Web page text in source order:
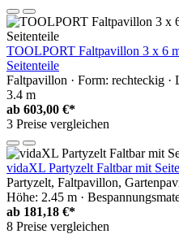
TOOLPORT Faltpavillon 3 x 6
Seitenteile
Faltpavillon · Form: rechteckig ·
3.4 m
ab 603,00 €*
3 Preise vergleichen
vidaXL Partyzelt Faltbar mit
Partyzelt, Faltpavillon,
Höhe: 2.45 m ·
ab 181,18 €*
8 Preise vergleichen